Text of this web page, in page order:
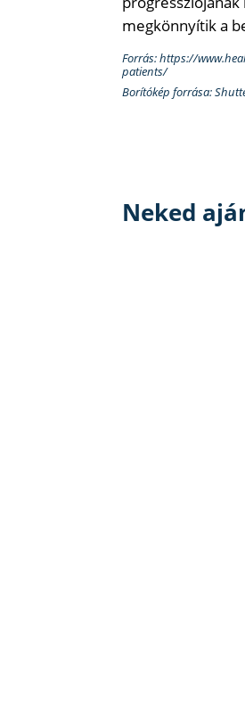
megkönnyítik a
Forrás: https://
patients/
Borítókép forrása:
Neked